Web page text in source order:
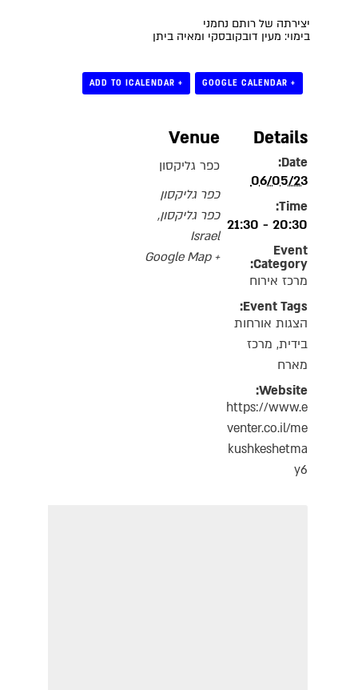
יצירתה של רותם נחמני
בימוי: מעין דובקובסקי ומאיה ביתן
+ GOOGLE CALENDAR
+ ADD TO ICALENDAR
Details
Date:
06/05/23
Time:
20:30 - 21:30
Event
Category:
מרכז אירוח
Event Tags:
הצגות אורחות
בידית, מרכז
מארח
Website:
https://www.e
venter.co.il/me
kushkeshetma
y6
Venue
כפר גליקסון
כפר גליקסון
כפר גליקסון,
Israel
+ Google Map